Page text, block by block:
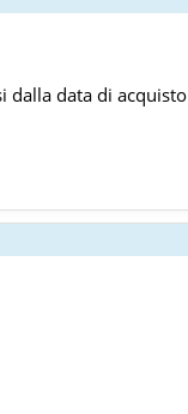
dalla data di acquisto